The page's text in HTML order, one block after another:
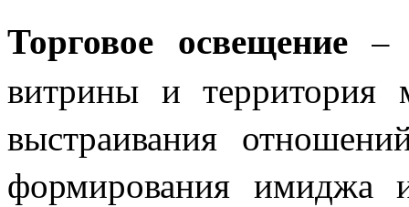
Торговое освещение–
витрины и территория
выстраивания
формирования имиджа